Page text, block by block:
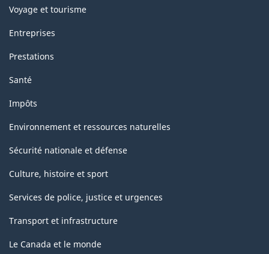
Voyage et tourisme
Entreprises
Prestations
Santé
Impôts
Environnement et ressources naturelles
Sécurité nationale et défense
Culture, histoire et sport
Services de police, justice et urgences
Transport et infrastructure
Le Canada et le monde